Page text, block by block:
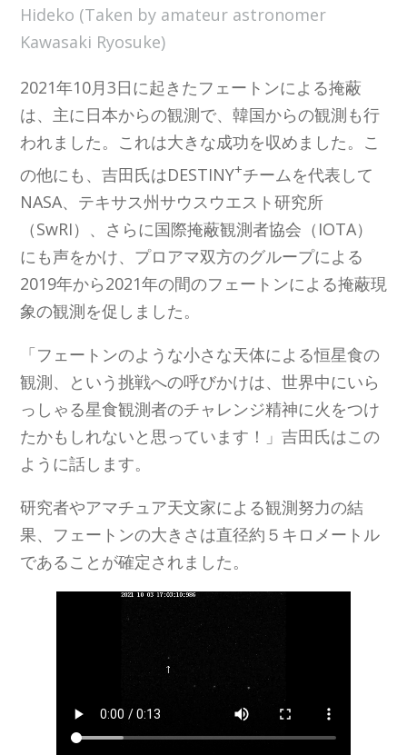
Hideko (Taken by amateur astronomer
Kawasaki Ryosuke)
2021年10月3日に起きたフェートンによる掩蔽
は、主に日本からの観測で、韓国からの観測も行
われました。これは大きな成功を収めました。こ
の他にも、吉田氏はDESTINY+チームを代表して
NASA、テキサス州サウスウエスト研究所
（SwRI）、さらに国際掩蔽観測者協会（IOTA）
にも声をかけ、プロアマ双方のグループによる
2019年から2021年の間のフェートンによる掩蔽現
象の観測を促しました。
「フェートンのような小さな天体による恒星食の
観測、という挑戦への呼びかけは、世界中にいら
っしゃる星食観測者のチャレンジ精神に火をつけ
たかもしれないと思っています！」吉田氏はこの
ように話します。
研究者やアマチュア天文家による観測努力の結
果、フェートンの大きさは直径約５キロメートル
であることが確定されました。